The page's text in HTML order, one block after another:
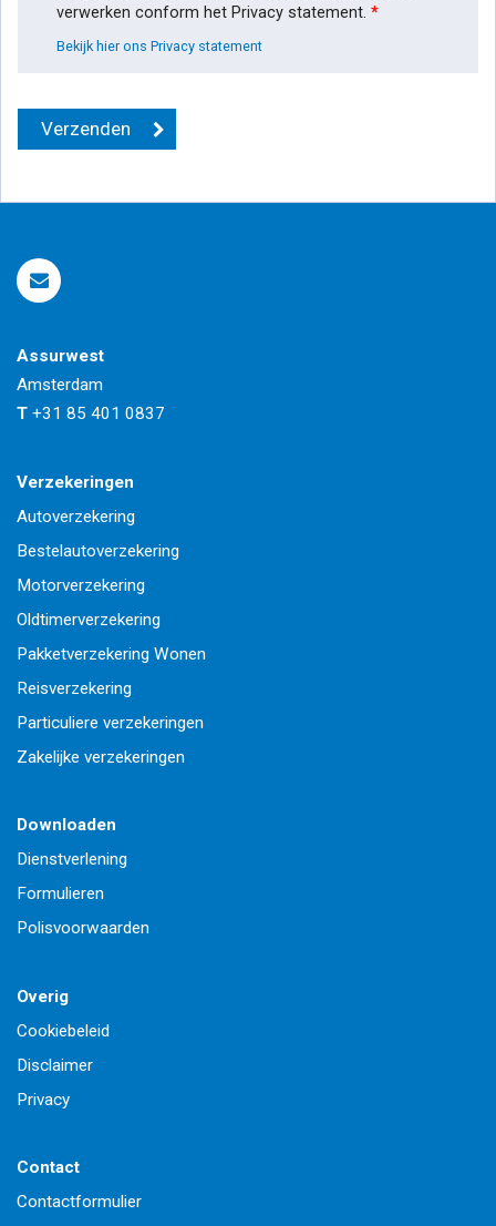
verwerken conform het Privacy statement. *
Bekijk hier ons Privacy statement
Assurwest
Amsterdam
T +31 85 401 0837
Verzekeringen
Autoverzekering
Bestelautoverzekering
Motorverzekering
Oldtimerverzekering
Pakketverzekering Wonen
Reisverzekering
Particuliere verzekeringen
Zakelijke verzekeringen
Downloaden
Dienstverlening
Formulieren
Polisvoorwaarden
Overig
Cookiebeleid
Disclaimer
Privacy
Contact
Contactformulier